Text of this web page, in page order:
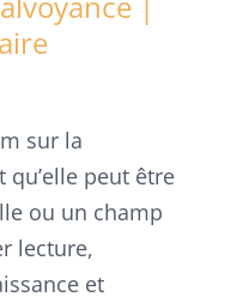
sur la
peut être
ou un champ
lecture,
et